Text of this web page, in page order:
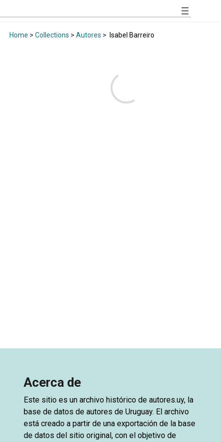
Home > Collections > Autores > Isabel Barreiro
Acerca de
Este sitio es un archivo histórico de autores.uy, la
base de datos de autores de Uruguay. El archivo
está creado a partir de una exportación de la base
de datos del sitio original, con el objetivo de